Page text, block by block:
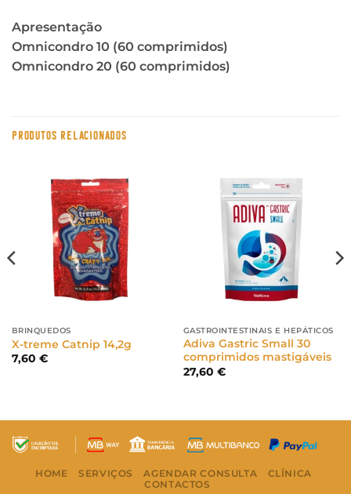
Apresentação
Omnicondro 10 (60 comprimidos)
Omnicondro 20 (60 comprimidos)
PRODUTOS RELACIONADOS
BRINQUEDOS
X-treme Catnip 14,2g
7,60 €
GASTROINTESTINAIS E HEPÁTICOS
Adiva Gastric Small 30
comprimidos mastigáveis
27,60 €
HOME SERVIÇOS AGENDAR CONSULTA
CLÍNICA
CONTACTOS